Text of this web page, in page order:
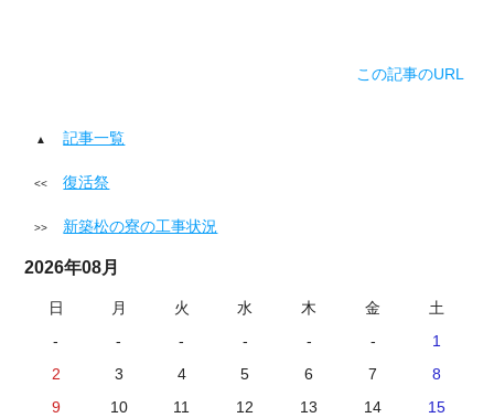
この記事のURL
記事一覧
復活祭
新築松の寮の工事状況
2026年08月
日 月 火 水 木 金
土
-
- - - - -
1
2
3 4 5 6 7
8
9
10 11 12 13 14
15